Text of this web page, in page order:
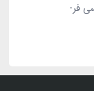
فر-